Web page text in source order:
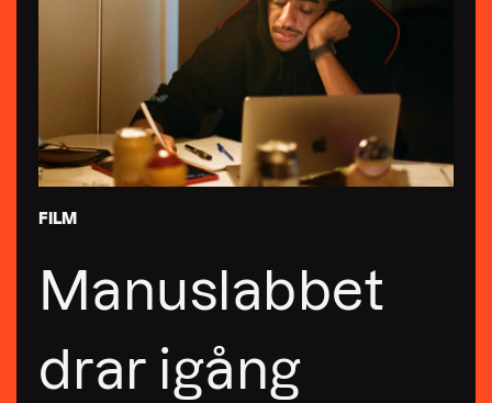
FILM
Manuslabbet
drar igång